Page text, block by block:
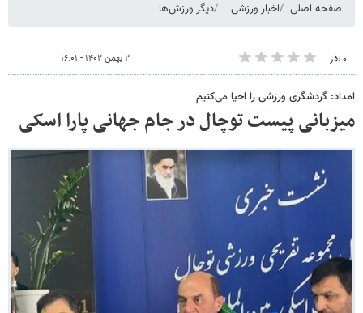
صفحه اصلی اخبار ورزشی دیگر ورزش‌ها
۰ نفر ۲ بهمن ۱۴۰۲ - ۱۶:۰۱
امداد: گردشگری ورزشی را احیا می‌کنیم
میزبانی پیست توچال در جام جهانی پارا اسکی